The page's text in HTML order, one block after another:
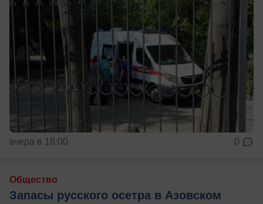
вчера в 18:00 0
Общество
Запасы русского осетра в Азовском